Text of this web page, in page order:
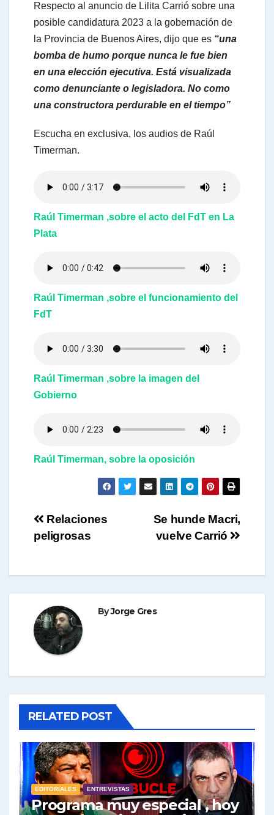
Respecto al anuncio de Lilita Carrió sobre una
posible candidatura 2023 a la gobernación de
la Provincia de Buenos Aires, dijo que es “una
bomba de humo porque nunca le fue bien
en una elección ejecutiva. Está visualizada
como denunciante o legisladora. No como
una constructora perdurable en el tiempo”
Escucha en exclusiva, los audios de Raúl
Timerman.
Raúl Timerman ,sobre el acto del FdT en La
Plata
Raúl Timerman ,sobre el funcionamiento del
FdT
Raúl Timerman ,sobre la imagen del
Gobierno
Raúl Timerman, sobre la oposición
Navegación
de
entradas
Se hunde Macri,
vuelve Carrió
Relaciones
peligrosas
ByJorge Gres
RELATED POST
EDITORIALES ENTREVISTAS
Programa muy especial , hoy